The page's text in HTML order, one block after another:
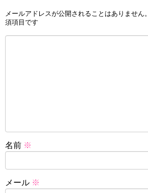
メールアドレスが公開されることはありません。
須項目です
名前 ※
メール ※